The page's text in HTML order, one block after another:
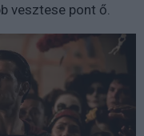
vesztese pont ő.